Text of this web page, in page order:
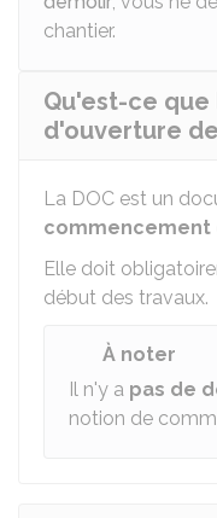
chantier.
Qu'est-ce
d'ouverture
La DOC est un
commencement
Elle doit
début des travaux.
À noter
Il n'y a pas de
notion de